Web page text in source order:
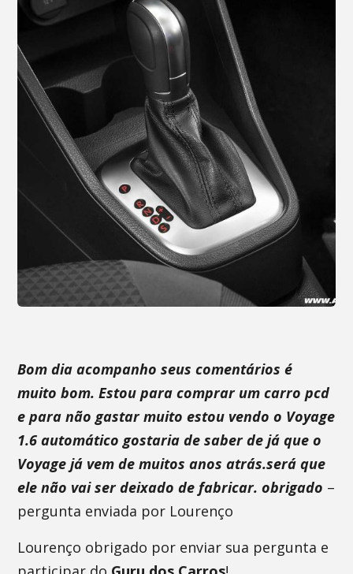
Bom dia acompanho seus comentários é
muito bom. Estou para comprar um carro pcd
e para não gastar muito estou vendo o Voyage
1.6 automático gostaria de saber de já que o
Voyage já vem de muitos anos atrás.será que
ele não vai ser deixado de fabricar. obrigado –
pergunta enviada por Lourenço
Lourenço obrigado por enviar sua pergunta e